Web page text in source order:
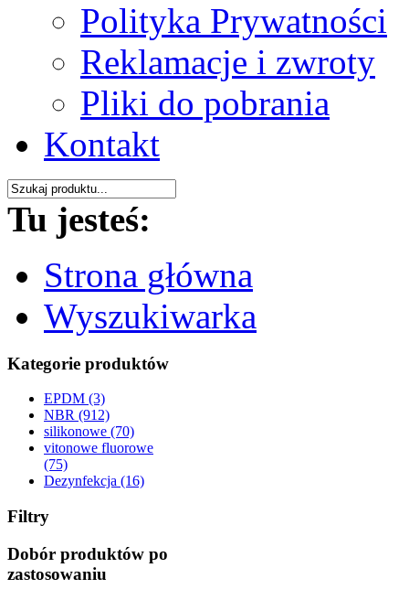
Polityka Prywatności
Reklamacje i zwroty
Pliki do pobrania
Kontakt
Tu jesteś:
Strona główna
Wyszukiwarka
Kategorie produktów
EPDM (3)
NBR (912)
silikonowe (70)
vitonowe fluorowe
(75)
Dezynfekcja (16)
Filtry
Dobór produktów po
zastosowaniu